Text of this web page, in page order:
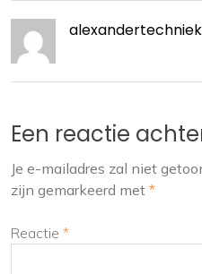
Een reactie
Je e-mailadres zal niet
zijn gemarkeerd met *
Reactie *